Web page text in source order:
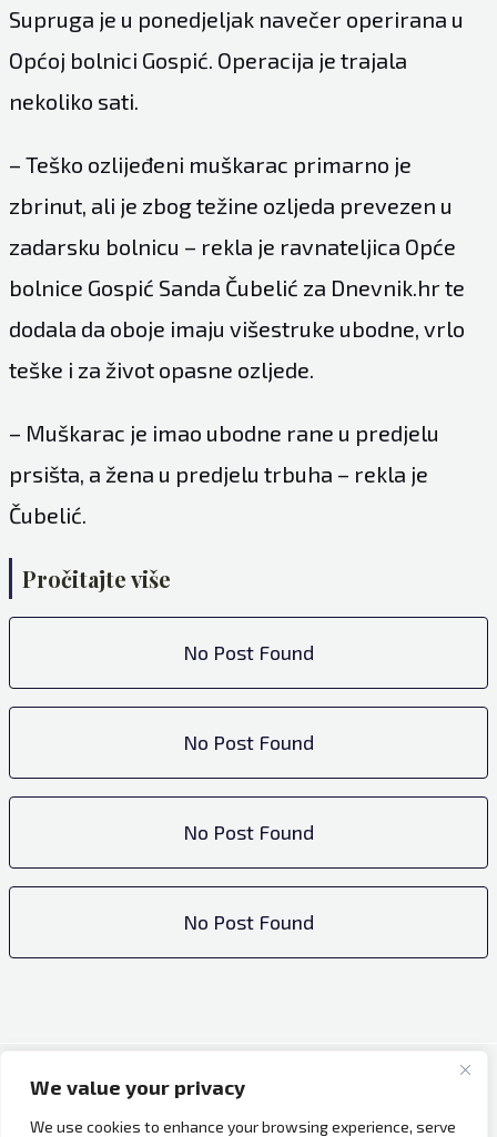
We value your privacy
We use cookies to enhance your browsing experience, serve
Supruga je u ponedjeljak navečer operirana u
Općoj bolnici Gospić. Operacija je trajala
nekoliko sati.
– Teško ozlijeđeni muškarac primarno je
zbrinut, ali je zbog težine ozljeda prevezen u
zadarsku bolnicu – rekla je ravnateljica Opće
bolnice Gospić Sanda Čubelić za Dnevnik.hr te
dodala da oboje imaju višestruke ubodne, vrlo
teške i za život opasne ozljede.
– Muškarac je imao ubodne rane u predjelu
prsišta, a žena u predjelu trbuha – rekla je
Čubelić.
Pročitajte više
No Post Found
No Post Found
No Post Found
No Post Found
Copyright © 2026 Bh Dijaspora.
O nama